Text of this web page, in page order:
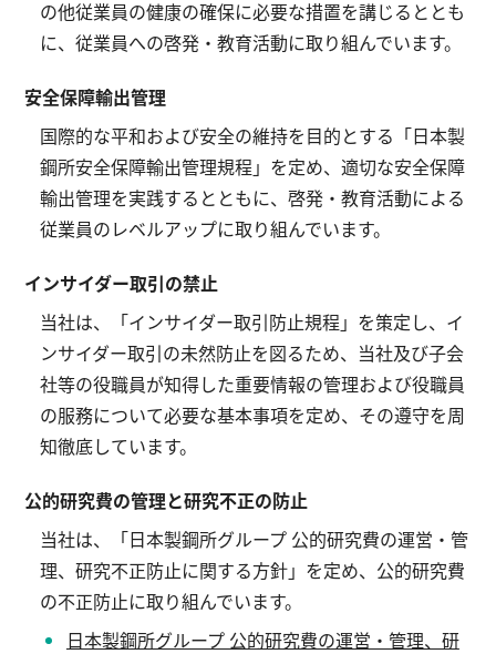
の他従業員の健康の確保に必要な措置を講じるととも
に、従業員への啓発・教育活動に取り組んでいます。
安全保障輸出管理
国際的な平和および安全の維持を目的とする「日本製
鋼所安全保障輸出管理規程」を定め、適切な安全保障
輸出管理を実践するとともに、啓発・教育活動による
従業員のレベルアップに取り組んでいます。
インサイダー取引の禁止
当社は、「インサイダー取引防止規程」を策定し、イ
ンサイダー取引の未然防止を図るため、当社及び子会
社等の役職員が知得した重要情報の管理および役職員
の服務について必要な基本事項を定め、その遵守を周
知徹底しています。
公的研究費の管理と研究不正の防止
当社は、「日本製鋼所グループ 公的研究費の運営・管
理、研究不正防止に関する方針」を定め、公的研究費
の不正防止に取り組んでいます。
日本製鋼所グループ 公的研究費の運営・管理、研